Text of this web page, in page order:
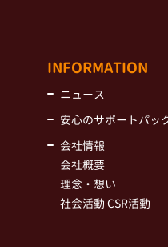
INFORMATION
ニュース
安心のサポートパッ
会社情報
会社概要
理念・想い
社会活動 CSR活動